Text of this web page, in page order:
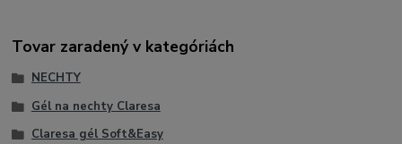
Tovar zaradený v kategóriách
NECHTY
Gél na nechty Claresa
Claresa gél Soft&Easy